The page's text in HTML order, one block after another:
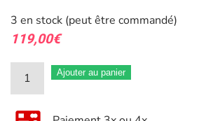
3 en stock (peut être commandé)
119,00€
quantité
de
Boulonneuse
Ajouter au panier